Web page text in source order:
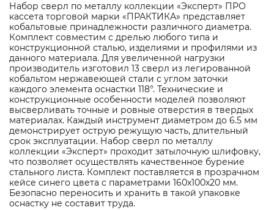
Набор сверл по металлу коллекции «Эксперт» ПРО
кассета торговой марки «ПРАКТИКА» представляет
кобальтовые принадлежности различного диаметра.
Комплект совместим с дрелью любого типа и
конструкционной сталью, изделиями и профилями из
данного материала. Для увеличенной нагрузки
производитель изготовил 13 сверл из легированной
кобальтом нержавеющей стали с углом заточки
каждого элемента оснастки 118°. Технические и
конструкционные особенности моделей позволяют
высверливать точные и ровные отверстия в твердых
материалах. Каждый инструмент диаметром до 6.5 мм
демонстрирует острую режущую часть, длительный
срок эксплуатации. Набор сверл по металлу
коллекции «Эксперт» проходит затылочную шлифовку,
что позволяет осуществлять качественное бурение
стального листа. Комплект поставляется в прозрачном
кейсе синего цвета с параметрами 160х100х20 мм.
Безопасно переносить и хранить в такой упаковке
оснастку не составит труда.